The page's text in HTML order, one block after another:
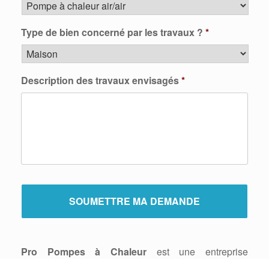
Type de bien concerné par les travaux ? *
Description des travaux envisagés*
Pro Pompes à Chaleur est une entreprise